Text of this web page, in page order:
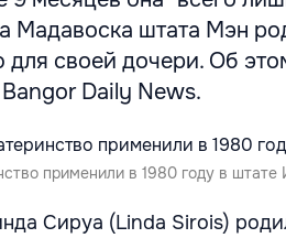
Мадавоска штата Мэн
для своей дочери. Об
Daily News.
применили в 1980 году в штате
Сируа (Linda Sirois)